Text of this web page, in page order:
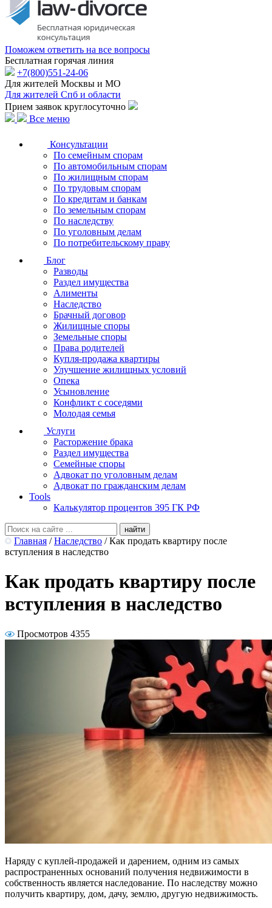
Поможем ответить на все вопросы
Бесплатная горячая линия
+7(800)551-24-06
Для жителей Москвы и МО
Для жителей Спб и области
Прием заявок круглосуточно
Все меню
Консультации
По семейным спорам
По автомобильным спорам
По жилищным спорам
По трудовым спорам
По кредитам и банкам
По земельным спорам
По наследству
По уголовным делам
По потребительскому праву
Блог
Разводы
Раздел имущества
Алименты
Наследство
Брачный договор
Жилищные споры
Земельные споры
Права родителей
Купля-продажа квартиры
Улучшение жилищных условий
Опека
Усыновление
Конфликт с соседями
Молодая семья
Услуги
Расторжение брака
Раздел имущества
Семейные споры
Адвокат по уголовным делам
Адвокат по гражданским делам
Tools
Калькулятор процентов 395 ГК РФ
Главная / Наследство / Как продать квартиру после
вступления в наследство
Как продать квартиру после
вступления в наследство
Просмотров 4355
Наряду с куплей-продажей и дарением, одним из самых
распространенных оснований получения недвижимости в
собственность является наследование. По наследству можно
получить квартиру, дом, дачу, землю, другую недвижимость.